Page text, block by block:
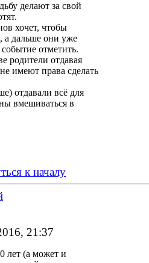
делают за свой
хочет, чтобы
а дальше они уже
отметить.
родители отдавая
имеют права сделать
отдавали всё для
вмешиваться в
к началу
21:37
лет (а может и